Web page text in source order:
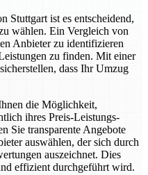
Stuttgart ist es entscheidend,
wählen. Ein Vergleich von
Anbieter zu identifizieren
zu finden. Mit einer
dass Ihr Umzug
die Möglichkeit,
ihres Preis-Leistungs-
Sie transparente Angebote
auswählen, der sich durch
auszeichnet. Dies
effizient durchgeführt wird.